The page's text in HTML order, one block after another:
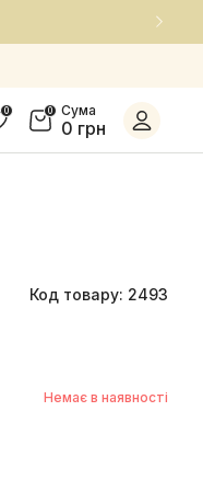
0 0 Сума
0 грн
Код товару: 2493
Немає в наявності